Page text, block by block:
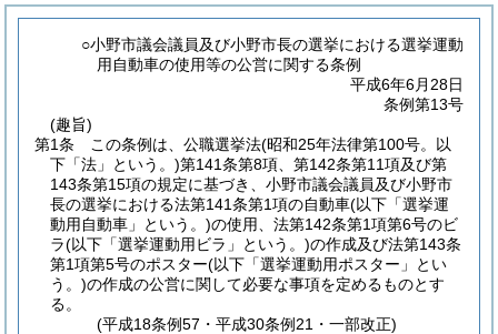
○小野市議会議員及び小野市長の選挙における選挙運動
用自動車の使用等の公営に関する条例
平成6年6月28日
条例第13号
(趣旨)
第1条
この条例は、公職選挙法(昭和25年法律第100号。以
下「法」という。)第141条第8項、第142条第11項及び第
143条第15項の規定に基づき、小野市議会議員及び小野市
長の選挙における法第141条第1項の自動車(以下「選挙運
動用自動車」という。)の使用、法第142条第1項第6号のビ
ラ(以下「選挙運動用ビラ」という。)の作成及び法第143条
第1項第5号のポスター(以下「選挙運動用ポスター」とい
う。)の作成の公営に関して必要な事項を定めるものとす
る。
(平成18条例57・平成30条例21・一部改正)